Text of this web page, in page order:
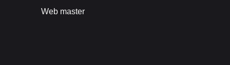
Web master